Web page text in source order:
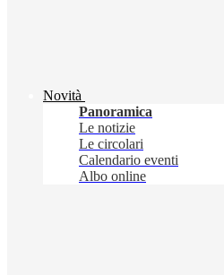
Novità
Panoramica
Le notizie
Le circolari
Calendario eventi
Albo online